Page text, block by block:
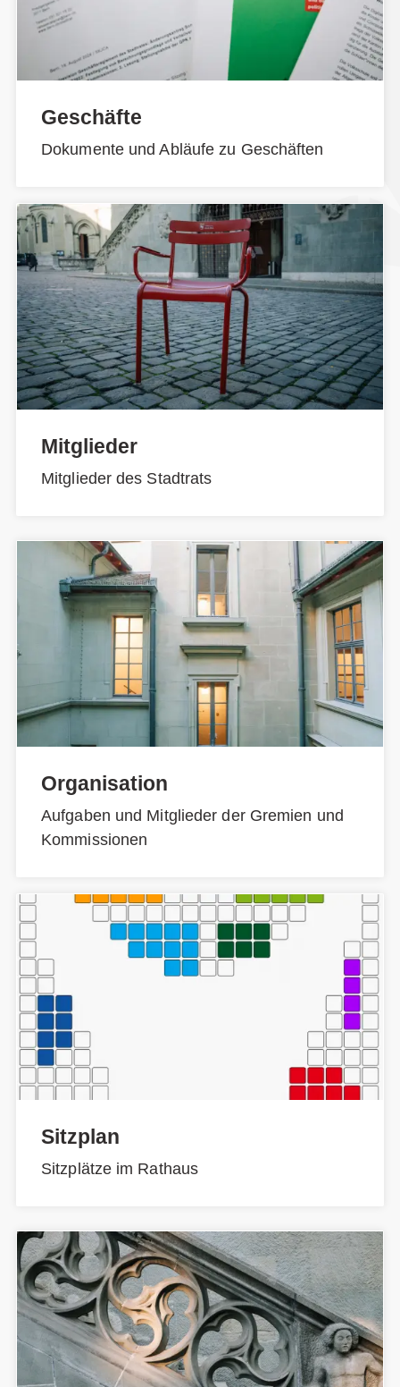
Geschäfte
Dokumente und Abläufe zu Geschäften
Mitglieder
Mitglieder des Stadtrats
Organisation
Aufgaben und Mitglieder der Gremien und
Kommissionen
Sitzplan
Sitzplätze im Rathaus